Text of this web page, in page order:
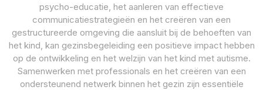
psycho-educatie, het aanleren van effectieve
communicatiestrategieën en het creëren van een
gestructureerde omgeving die aansluit bij de behoeften van
het kind, kan gezinsbegeleiding een positieve impact hebben
op de ontwikkeling en het welzijn van het kind met autisme.
Samenwerken met professionals en het creëren van een
ondersteunend netwerk binnen het gezin zijn essentiële